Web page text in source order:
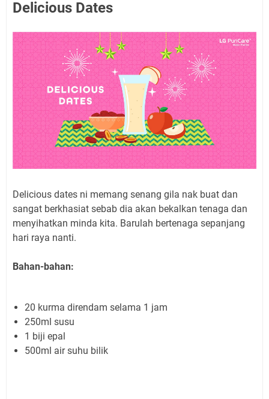
Delicious Dates
Delicious dates ni memang senang gila nak buat dan
sangat berkhasiat sebab dia akan bekalkan tenaga dan
menyihatkan minda kita. Barulah bertenaga sepanjang
hari raya nanti.
Bahan-bahan:
20 kurma direndam selama 1 jam
250ml susu
1 biji epal
500ml air suhu bilik